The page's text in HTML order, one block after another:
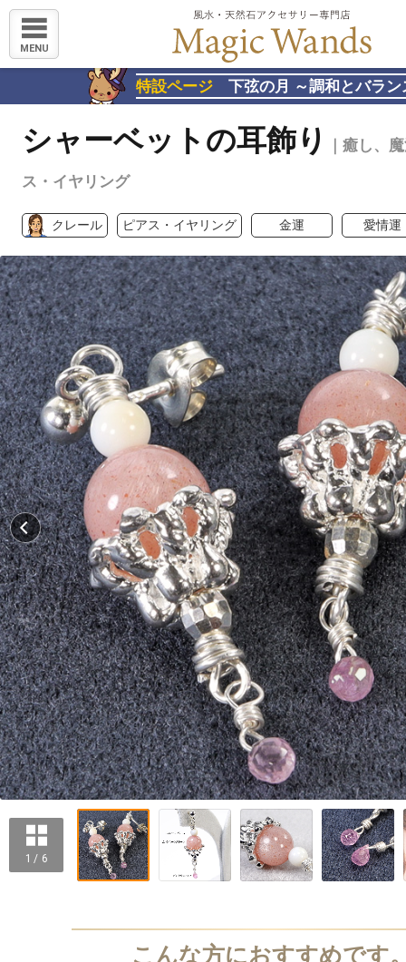
MENU
特設ページ 下弦の月 ～調和とバラン
シャーベットの耳飾り ｜癒し、
ス・イヤリング
クレール ピアス・イヤリング 金運 愛情運
1 / 6